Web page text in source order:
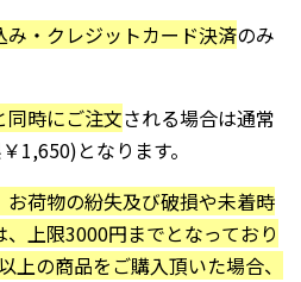
み・クレジットカード決済のみ
同時にご注文される場合は通常
1,650)となります。
お荷物の紛失及び破損や未着時
上限3000円までとなっており
上の商品をご購入頂いた場合、